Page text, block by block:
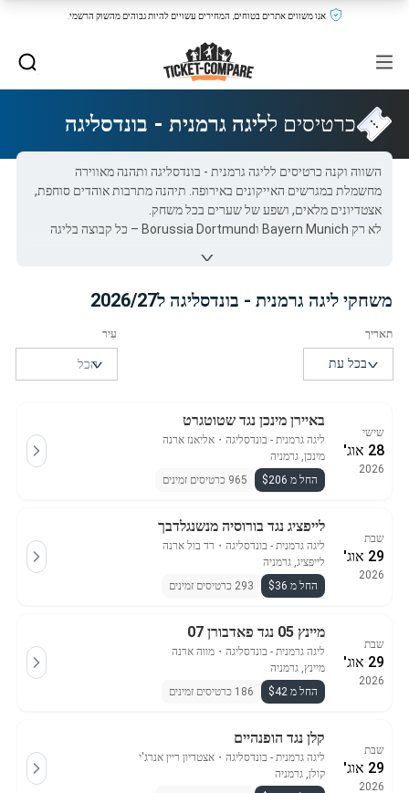
אנו משווים אתרים בטוחים, המחירים עשויים להיות גבוהים מהשוק הרשמי.
כרטיסים לליגה גרמנית - בונדסליגה
השווה וקנה כרטיסים לליגה גרמנית - בונדסליגה ותהנה מאווירה
מחשמלת במגרשים האייקונים באירופה. תיהנה מתרבות אוהדים סוחפת,
אצטדיונים מלאים, ושפע של שערים בכל משחק.
לא רק Bayern Munich וBorussia Dortmund – כל קבוצה בליגה
אותנטיים, ממוכרים מאומתים מראש שמספקים אחריות של 100%.
משחקי ליגה גרמנית - בונדסליגה ל2026/27
שישי
28 אוג'
2026
באיירן מינכן נגד שטוטגרט
ליגה גרמנית - בונדסליגה ・ אליאנז ארנה
מינכן, גרמניה
החל מ $206
965 כרטיסים זמינים
שבת
29 אוג'
2026
לייפציג נגד בורוסיה מנשנגלדבך
ליגה גרמנית - בונדסליגה ・ רד בול ארנה
לייפציג, גרמניה
החל מ $36
293 כרטיסים זמינים
שבת
29 אוג'
2026
מיינץ 05 נגד פאדבורן 07
ליגה גרמנית - בונדסליגה ・ מווה ארנה
מיינץ, גרמניה
החל מ $42
186 כרטיסים זמינים
שבת
29 אוג'
2026
קלן נגד הופנהיים
ליגה גרמנית - בונדסליגה ・ אצטדיון ריין אנרג'י
קולן, גרמניה